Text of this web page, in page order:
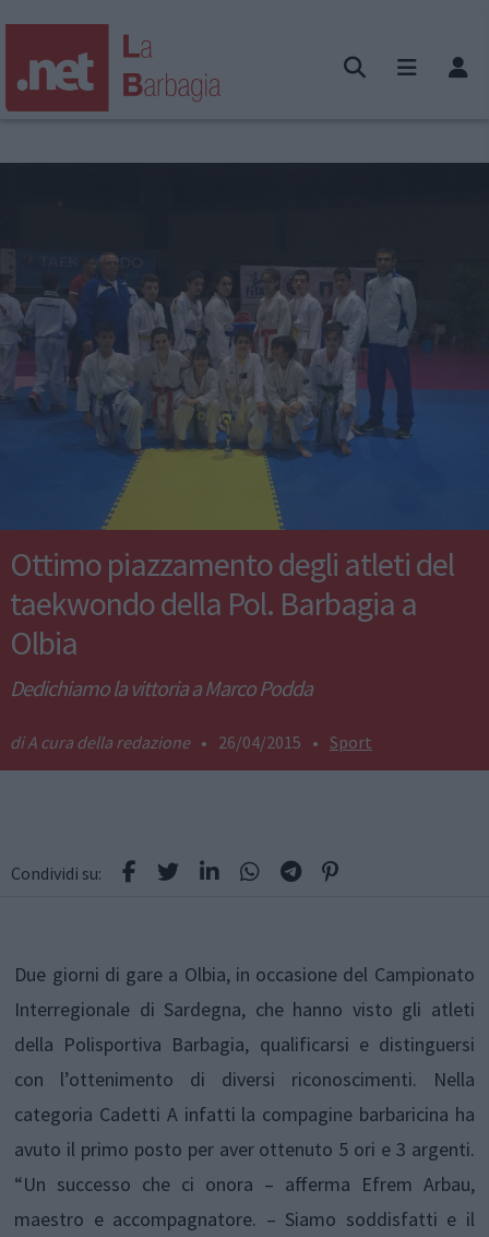
Ottimo piazzamento degli atleti del
taekwondo della Pol. Barbagia a
Olbia
Dedichiamo la vittoria a Marco Podda
A cura della redazione • 26/04/2015 • Sport
Condividi su:
Due giorni di gare a Olbia, in occasione del Campionato
Interregionale di Sardegna, che hanno visto gli atleti
della Polisportiva Barbagia, qualificarsi e distinguersi
con l’ottenimento di diversi riconoscimenti. Nella
categoria Cadetti A infatti la compagine barbaricina ha
avuto il primo posto per aver ottenuto 5 ori e 3 argenti.
“Un successo che ci onora – afferma Efrem Arbau,
maestro e accompagnatore. – Siamo soddisfatti e il